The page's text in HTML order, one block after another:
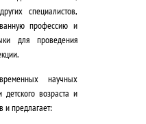
специалистов,
профессию и
для проведения
.
научных
возраста и
и предлагает: